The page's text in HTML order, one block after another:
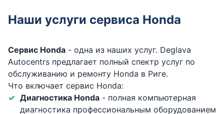
Наши услуги сервиса Honda
Сервис Honda - одна из наших услуг. Deglava
Autocentrs предлагает полный спектр услуг по
обслуживанию и ремонту Honda в Риге.
Что включает сервис Honda:
Диагностика Honda - полная компьютерная
диагностика профессиональным оборудованием